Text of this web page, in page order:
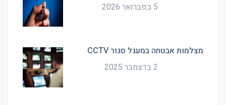
5 בפברואר 2026
מצלמות אבטחה במעגל סגור CCTV
2 בדצמבר 2025